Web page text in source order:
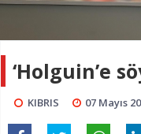
‘Holguin’e
KIBRIS 07 Mayıs